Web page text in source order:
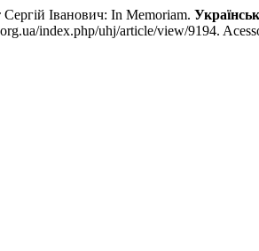
Іванович: In Memoriam.
index.php/uhj/article/view/9194.